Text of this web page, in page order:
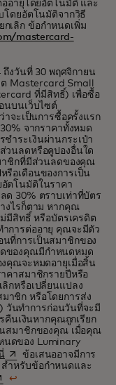
อายุโดยอัตโนมัติ และ
โดยอัตโนมัติจากวิธี
เลิก ข้อกำหนดเพิ่ม
mastercard-
งวันที่ 30 พฤศจิกายน
Mastercard Small
ที่มีสิทธิ์) เพื่อซื้อ
นบนเว็บไซต์
าจะเป็นการซื้อครั้งแรก
จากราคาทั้งหมด
ำระเงินผ่านกระเป๋า
วนลดหรือคูปองอื่นใด
าชิกที่มีส่วนลดของคุณ
รือเดือนของการเป็น
ตโนมัติในราคา
ด 30% ตราบเท่าที่บัตร
งไรก็ตาม หากคุณ
มีสิทธิ์ หรือบัตรเครดิต
การต่ออายุ คุณจะมีตัว
นที่การเป็นสมาชิกของ
ของคุณมีกำหนดหมด
คุณจะหมดอายุเมื่อสิ้น
คาสมาชิกรายปีหรือ
ลิกหรือเปลี่ยนแปลง
าชิก หรือโดยการส่ง
วันทำการก่อนวันที่จะมี
คืนเงินหากคุณถูกเรียก
นสมาชิกของคุณ เมื่อคุณ
นดของ Luminary
opens in a new tab
ข้อเสนออาจมีการ
สำหรับข้อกำหนดและ
in a new tab
↩